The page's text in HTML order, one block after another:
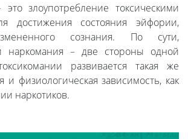
это злоупотребление токсическими
достижения состояния эйфории,
сознания. По сути,
наркомания – две стороны одной
развивается такая же
и физиологическая зависимость, как
наркотиков.